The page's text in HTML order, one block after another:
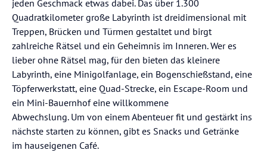
jeden Geschmack etwas dabei. Das über 1.300
Quadratkilometer große Labyrinth ist dreidimensional mit
Treppen, Brücken und Türmen gestaltet und birgt
zahlreiche Rätsel und ein Geheimnis im Inneren. Wer es
lieber ohne Rätsel mag, für den bieten das kleinere
Labyrinth, eine Minigolfanlage, ein Bogenschießstand, eine
Töpferwerkstatt, eine Quad-Strecke, ein Escape-Room und
ein Mini-Bauernhof eine willkommene
Abwechslung. Um von einem Abenteuer fit und gestärkt ins
nächste starten zu können, gibt es Snacks und Getränke
im hauseigenen Café.